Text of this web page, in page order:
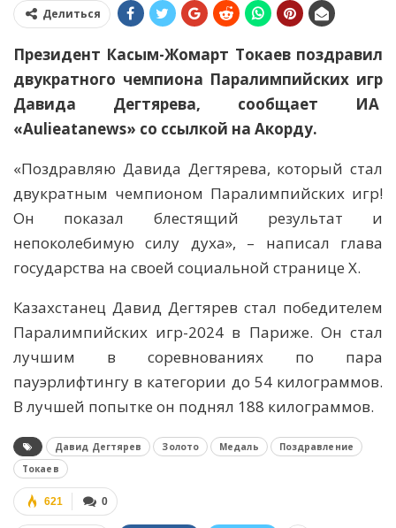
Делиться
Президент Касым-Жомарт Токаев поздравил
двукратного чемпиона Паралимпийских игр
Давида Дегтярева, сообщает ИА
«Aulieatanews» со ссылкой на Акорду.
«Поздравляю Давида Дегтярева, который стал
двукратным чемпионом Паралимпийских игр!
Он показал блестящий результат и
непоколебимую силу духа», – написал глава
государства на своей социальной странице Х.
Казахстанец Давид Дегтярев стал победителем
Паралимпийских игр-2024 в Париже. Он стал
лучшим в соревнованиях по пара
пауэрлифтингу в категории до 54 килограммов.
В лучшей попытке он поднял 188 килограммов.
Давид Дегтярев Золото Медаль
Поздравление
Токаев
0
621